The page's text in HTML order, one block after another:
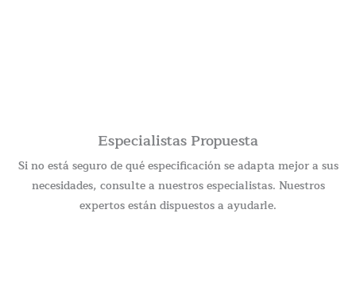
Especialistas Propuesta
Si no está seguro de qué especificación se adapta mejor a sus
necesidades, consulte a nuestros especialistas. Nuestros
expertos están dispuestos a ayudarle.